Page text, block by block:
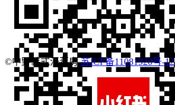
©中野韩式汗蒸房苏ICP备11081920号-12